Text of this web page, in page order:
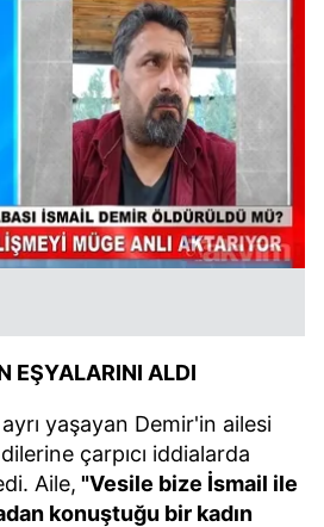
EŞYALARINI ALDI
ayrı yaşayan Demir'in ailesi
çarpıcı iddialarda
Aile, "Vesile bize İsmail ile
konuştuğu bir kadın